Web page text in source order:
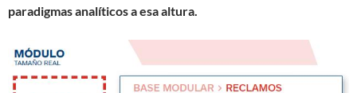
paradigmas analíticos a esa altura.